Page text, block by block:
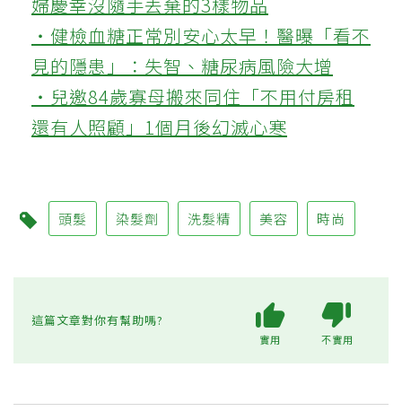
‧健檢血糖正常別安心太早！醫曝「看不
見的隱患」：失智、糖尿病風險大增
‧兒邀84歲寡母搬來同住「不用付房租
還有人照顧」1個月後幻滅心寒
頭髮 染髮劑 洗髮精 美容 時尚
這篇文章對你有幫助嗎?
實用 不實用